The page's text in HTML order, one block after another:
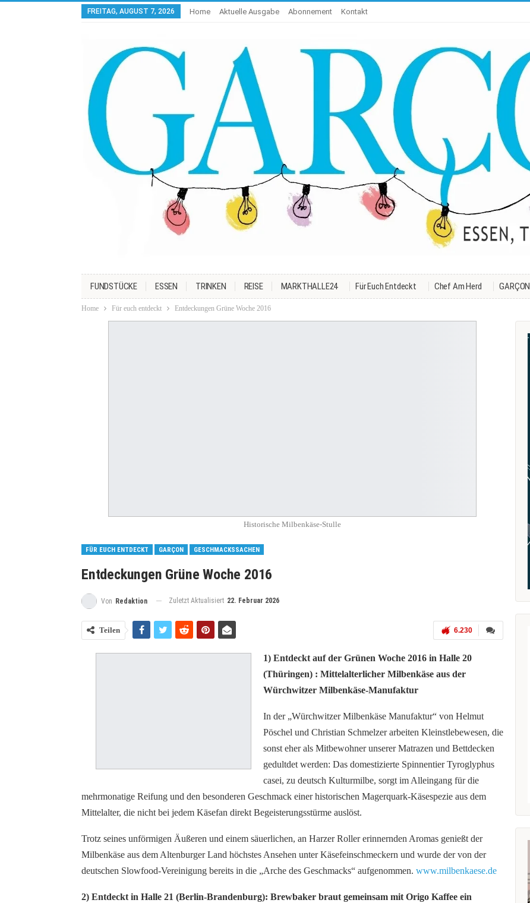
FREITAG, AUGUST 7, 2026 Home Aktuelle Ausgabe Abonnement Kontakt
FUNDSTÜCKE ESSEN TRINKEN REISE MARKTHALLE24 Für Euch Entdeckt Chef Am Herd GARÇON
Home Für euch entdeckt Entdeckungen Grüne Woche 2016
Historische Milbenkäse-Stulle
FÜR EUCH ENTDECKT GARÇON GESCHMACKSSACHEN
Entdeckungen Grüne Woche 2016
Von Redaktion Zuletzt Aktualisiert 22. Februar 2026
6.230
Teilen
1) Entdeckt auf der Grünen Woche 2016 in Halle 20
(Thüringen) : Mittelalterlicher Milbenkäse aus der
Würchwitzer Milbenkäse-Manufaktur
In der „Würchwitzer Milbenkäse Manufaktur“ von Helmut
Pöschel und Christian Schmelzer arbeiten Kleinstlebewesen, die
sonst eher als Mitbewohner unserer Matrazen und Bettdecken
gedultdet werden: Das domestizierte Spinnentier Tyroglyphus
casei, zu deutsch Kulturmilbe, sorgt im Alleingang für die
mehrmonatige Reifung und den besonderen Geschmack einer historischen Magerquark-Käsespezie aus dem
Mittelalter, die nicht bei jedem Käsefan direkt Begeisterungsstürme auslöst.
Trotz seines unförmigen Äußeren und einem säuerlichen, an Harzer Roller erinnernden Aromas genießt der
Milbenkäse aus dem Altenburger Land höchstes Ansehen unter Käsefeinschmeckern und wurde der von der
deutschen Slowfood-Vereinigung bereits in die „Arche des Geschmacks“ aufgenommen. www.milbenkaese.de
2) Entdeckt in Halle 21 (Berlin-Brandenburg): Brewbaker braut gemeinsam mit Origo Kaffee ein